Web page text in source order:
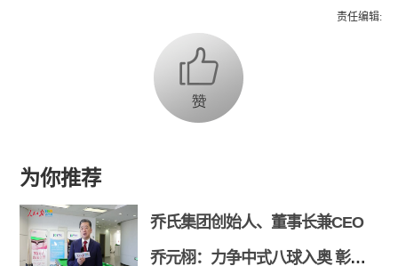
责任编辑:
为你推荐
乔氏集团创始人、董事长兼CEO
乔元栩：力争中式八球入奥 彰显